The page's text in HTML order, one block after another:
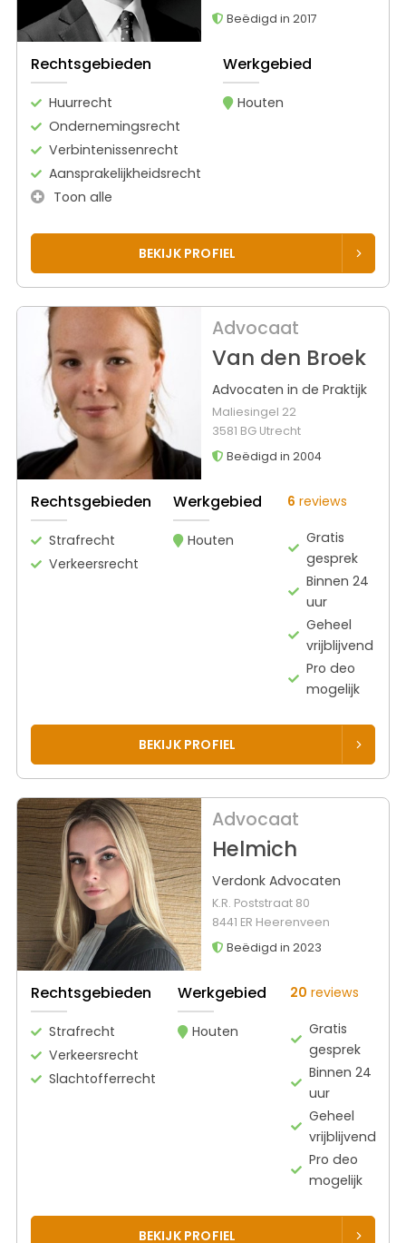
Beëdigd in 2017
Rechtsgebieden
Huurrecht
Ondernemingsrecht
Verbintenissenrecht
Aansprakelijkheidsrecht
Toon alle
Werkgebied
Houten
BEKIJK PROFIEL
Advocaat
Van den Broek
Advocaten in de Praktijk
Maliesingel 22
3581 BG Utrecht
Beëdigd in 2004
Rechtsgebieden
Strafrecht
Verkeersrecht
Werkgebied
Houten
6 reviews
Gratis
gesprek
Binnen 24
uur
Geheel
vrijblijvend
Pro deo
mogelijk
BEKIJK PROFIEL
Advocaat
Helmich
Verdonk Advocaten
K.R. Poststraat 80
8441 ER Heerenveen
Beëdigd in 2023
Rechtsgebieden
Strafrecht
Verkeersrecht
Slachtofferrecht
Werkgebied
Houten
20 reviews
Gratis
gesprek
Binnen 24
uur
Geheel
vrijblijvend
Pro deo
mogelijk
BEKIJK PROFIEL